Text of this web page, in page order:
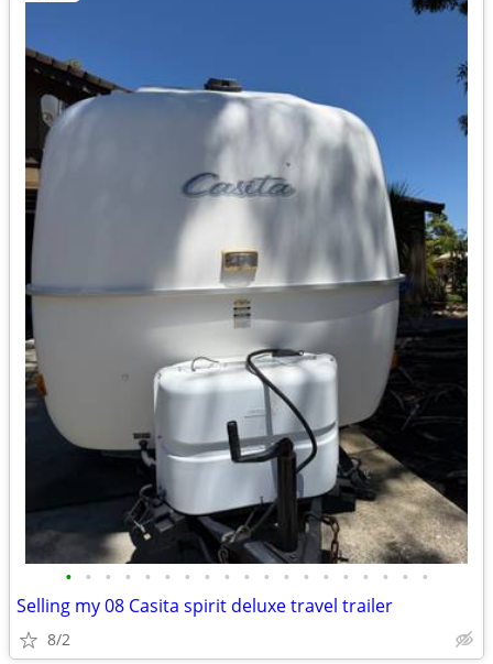
• • • • • • • • • • • • • • • • • • •
Selling my 08 Casita spirit deluxe travel trailer
8/2